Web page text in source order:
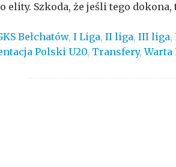
Szkoda, że jeśli tego
Bełchatów, I Liga, II liga, III liga,
Polski U20, Transfery,Warta